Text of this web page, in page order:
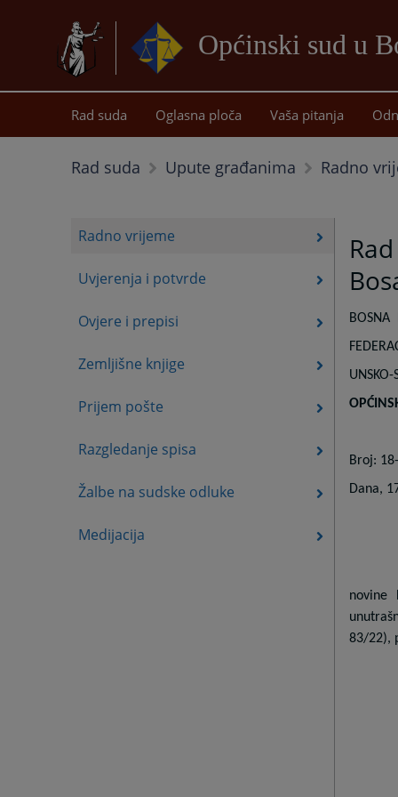
Općinski sud u
Rad suda Oglasna ploča Vaša pitanja
Rad suda Upute građanima Radno
Radno vrijeme
Uvjerenja i potvrde
Ovjere i prepisi
Zemljišne knjige
Prijem pošte
Razgledanje spisa
Žalbe na sudske odluke
Medijacija
BOSNA
UNSKO-
Broj:
Dana,
novine
83/22),